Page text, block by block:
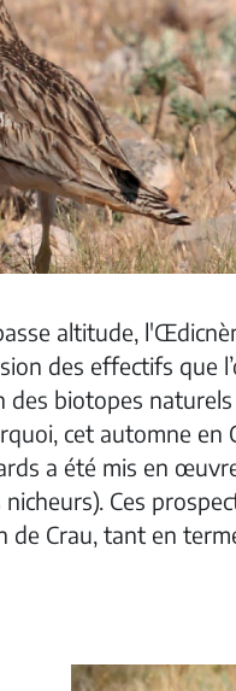
altitude,
des effectifs que
biotopes naturels
cet automne en
a été mis en
Ces
Crau, tant en